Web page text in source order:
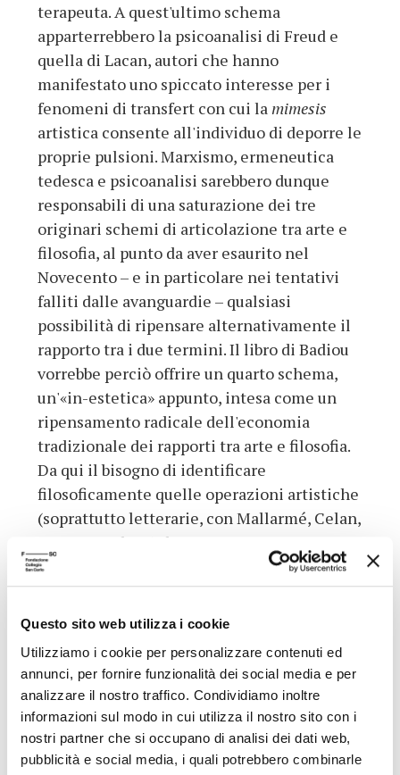
Questo sito web utilizza i cookie
Utilizziamo i cookie per personalizzare contenuti ed
annunci, per fornire funzionalità dei social media e per
analizzare il nostro traffico. Condividiamo inoltre
informazioni sul modo in cui utilizza il nostro sito con i
nostri partner che si occupano di analisi dei dati web,
pubblicità e social media, i quali potrebbero combinarle
terapeuta. A quest'ultimo schema
apparterrebbero la psicoanalisi di Freud e
quella di Lacan, autori che hanno
manifestato uno spiccato interesse per i
fenomeni di transfert con cui lamimesis
artistica consente all'individuo di deporre le
proprie pulsioni. Marxismo, ermeneutica
tedesca e psicoanalisi sarebbero dunque
responsabili di una saturazione dei tre
originari schemi di articolazione tra arte e
filosofia, al punto da aver esaurito nel
Novecento – e in particolare nei tentativi
falliti dalle avanguardie – qualsiasi
possibilità di ripensare alternativamente il
rapporto tra i due termini. Il libro di Badiou
vorrebbe perciò offrire un quarto schema,
un'«in-estetica» appunto, intesa come un
ripensamento radicale dell'economia
tradizionale dei rapporti tra arte e filosofia.
Da qui il bisogno di identificare
filosoficamente quelle operazioni artistiche
(soprattutto letterarie, con Mallarmé, Celan,
Pessoa, Beckett) dove, attraverso un uso non
convenzionale dei segni della lingua, risulti
chiaro il tentativo di fare dell'arteuna
procedura di verità. Badiou cerca allora di
ontologica della verità e le sue infinite
incarnazioni fenomenologiche. L'approccio
estetico diviene così il modo d'intendere
l'essere non nella sua pura consistenza
metafisica, ma nella sua inconsistenza